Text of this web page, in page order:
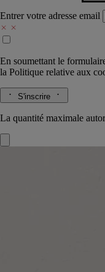
Entrer votre adresse email
En soumettant le
la Politique relative aux
S'inscrire
La quantité maximale